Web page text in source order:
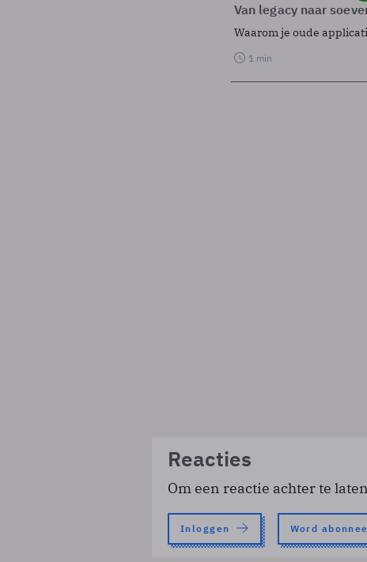
Van legacy naar
Waarom je oude
1 min
Reacties
Om een reactie achter te
Inloggen Word abonnee